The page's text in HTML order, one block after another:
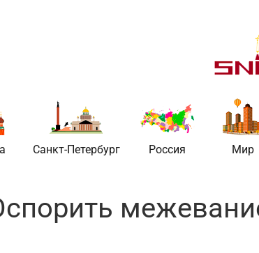
Санкт-Петербург Россия Мир